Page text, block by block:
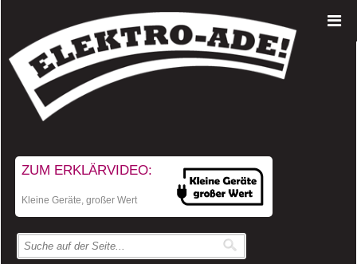
ZUM ERKLÄRVIDEO:
Kleine Geräte, großer Wert